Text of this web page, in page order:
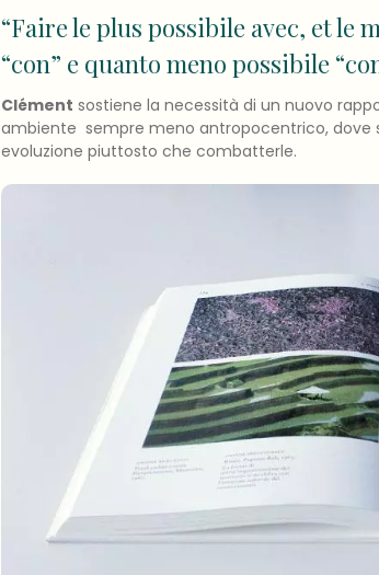
“Faire le plus possibile avec, et le
“con” e quanto meno possibile
Clément sostiene la necessità di un nuovo
ambiente sempre meno antropocentrico, dove
evoluzione piuttosto che combatterle.